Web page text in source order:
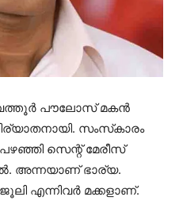
പൗലോസ് മകന്‍
സംസ്‌കാരം
സെന്റ് മേരീസ്
അന്നയാണ് ഭാര്യ.
എന്നിവര്‍ മക്കളാണ്.